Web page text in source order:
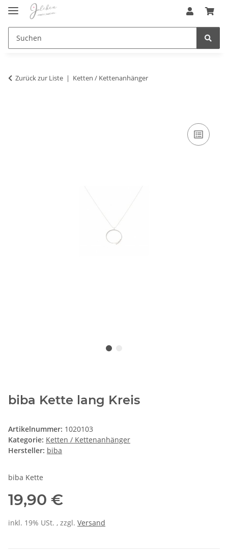
Zurück zur Liste Ketten / Kettenanhänger
biba Kette lang Kreis
Artikelnummer: 1020103
Kategorie: Ketten / Kettenanhänger
Hersteller: biba
biba Kette
19,90 €
inkl. 19% USt. , zzgl. Versand